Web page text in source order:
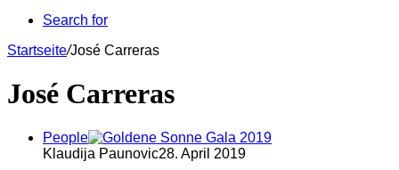
Search for
Startseite/José Carreras
José Carreras
People
Klaudija Paunovic28. April 2019